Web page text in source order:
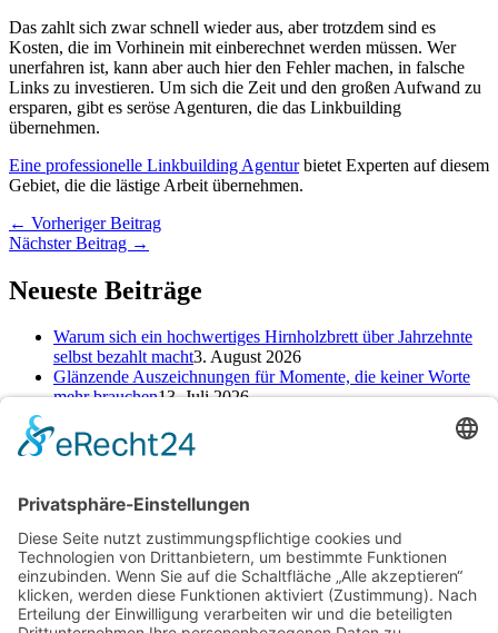
Das zahlt sich zwar schnell wieder aus, aber trotzdem sind es
Kosten, die im Vorhinein mit einberechnet werden müssen. Wer
unerfahren ist, kann aber auch hier den Fehler machen, in falsche
Links zu investieren. Um sich die Zeit und den großen Aufwand zu
ersparen, gibt es seröse Agenturen, die das Linkbuilding
übernehmen.
Eine professionelle Linkbuilding Agenturbietet Experten auf diesem
Gebiet, die die lästige Arbeit übernehmen.
← Vorheriger Beitrag
Nächster Beitrag →
Neueste Beiträge
Warum sich ein hochwertiges Hirnholzbrett über Jahrzehnte
selbst bezahlt macht3. August 2026
Glänzende Auszeichnungen für Momente, die keiner Worte
mehr brauchen13. Juli 2026
starten25. Juni 2026
Kategorien
Schlagwörter
Baufinanzierung Beratung Beruf cbd online kaufen Einsparungen Erfahrung